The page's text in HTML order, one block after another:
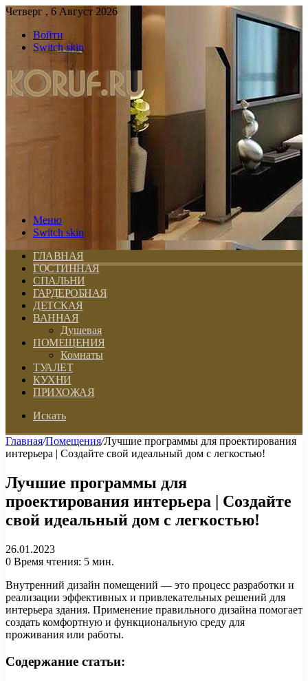
Четверг , 6 Август 2026
Войти
Switch skin
Меню
Switch skin
ГЛАВНАЯ
ГОСТИННАЯ
СПАЛЬНИ
ГАРДЕРОБНАЯ
ДЕТСКАЯ
ВАННАЯ
Душевая
ПОМЕЩЕНИЯ
Комнаты
ТУАЛЕТ
КУХНИ
ПРИХОЖАЯ
Искать
Главная/Помещения/Лучшие программы для проектирования
интерьера | Создайте свой идеальный дом с легкостью!
Лучшие программы для
проектирования интерьера | Создайте
свой идеальный дом с легкостью!
26.01.2023
0 Время чтения: 5 мин.
Внутренний дизайн помещений — это процесс разработки и
реализации эффективных и привлекательных решений для
интерьера здания. Применение правильного дизайна помогает
создать комфортную и функциональную среду для
проживания или работы.
Содержание статьи: